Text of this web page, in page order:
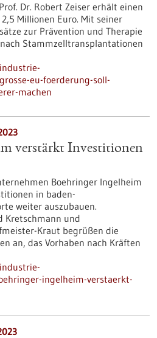
Dr. Robert Zeiser erhält einen
Millionen Euro. Mit seiner
zur Prävention und Therapie
Stammzelltransplantationen
eu-foerderung-soll-
machen
verstärkt Investitionen
Boehringer Ingelheim
in baden-
weiter auszubauen.
Kretschmann und
Kraut begrüßen die
an, das Vorhaben nach Kräften
ingelheim-verstaerkt-